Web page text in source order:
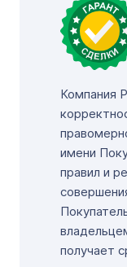
Компания
имени
правил и
получает